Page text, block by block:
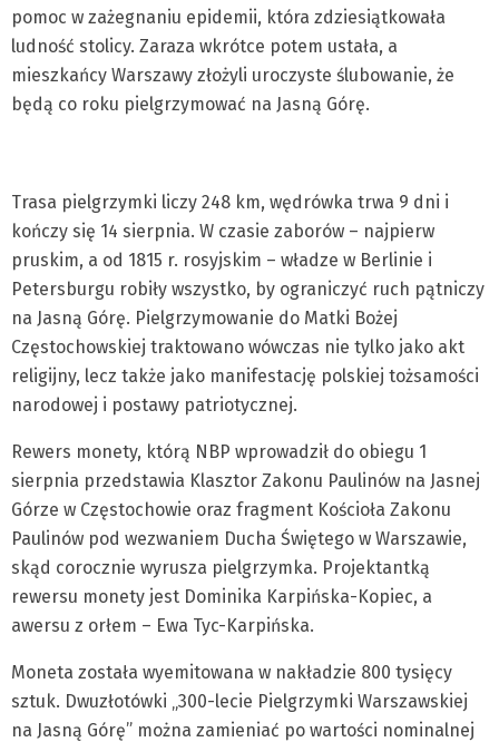
pomoc w zażegnaniu epidemii, która zdziesiątkowała
ludność stolicy. Zaraza wkrótce potem ustała, a
mieszkańcy Warszawy złożyli uroczyste ślubowanie, że
będą co roku pielgrzymować na Jasną Górę.
Trasa pielgrzymki liczy 248 km, wędrówka trwa 9 dni i
kończy się 14 sierpnia. W czasie zaborów – najpierw
pruskim, a od 1815 r. rosyjskim – władze w Berlinie i
Petersburgu robiły wszystko, by ograniczyć ruch pątniczy
na Jasną Górę. Pielgrzymowanie do Matki Bożej
Częstochowskiej traktowano wówczas nie tylko jako akt
religijny, lecz także jako manifestację polskiej tożsamości
narodowej i postawy patriotycznej.
Rewers monety, którą NBP wprowadził do obiegu 1
sierpnia przedstawia Klasztor Zakonu Paulinów na Jasnej
Górze w Częstochowie oraz fragment Kościoła Zakonu
Paulinów pod wezwaniem Ducha Świętego w Warszawie,
skąd corocznie wyrusza pielgrzymka. Projektantką
rewersu monety jest Dominika Karpińska-Kopiec, a
awersu z orłem – Ewa Tyc-Karpińska.
Moneta została wyemitowana w nakładzie 800 tysięcy
sztuk. Dwuzłotówki „300-lecie Pielgrzymki Warszawskiej
na Jasną Górę” można zamieniać po wartości nominalnej